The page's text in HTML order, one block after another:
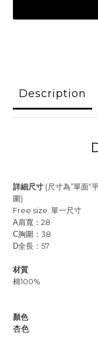
Description
詳細尺寸 (尺寸為”單面“
圍)
Free size. 單一尺寸
A肩寬：28
C胸圍：38
D全長：57
材質
棉100%
顏色
杏色